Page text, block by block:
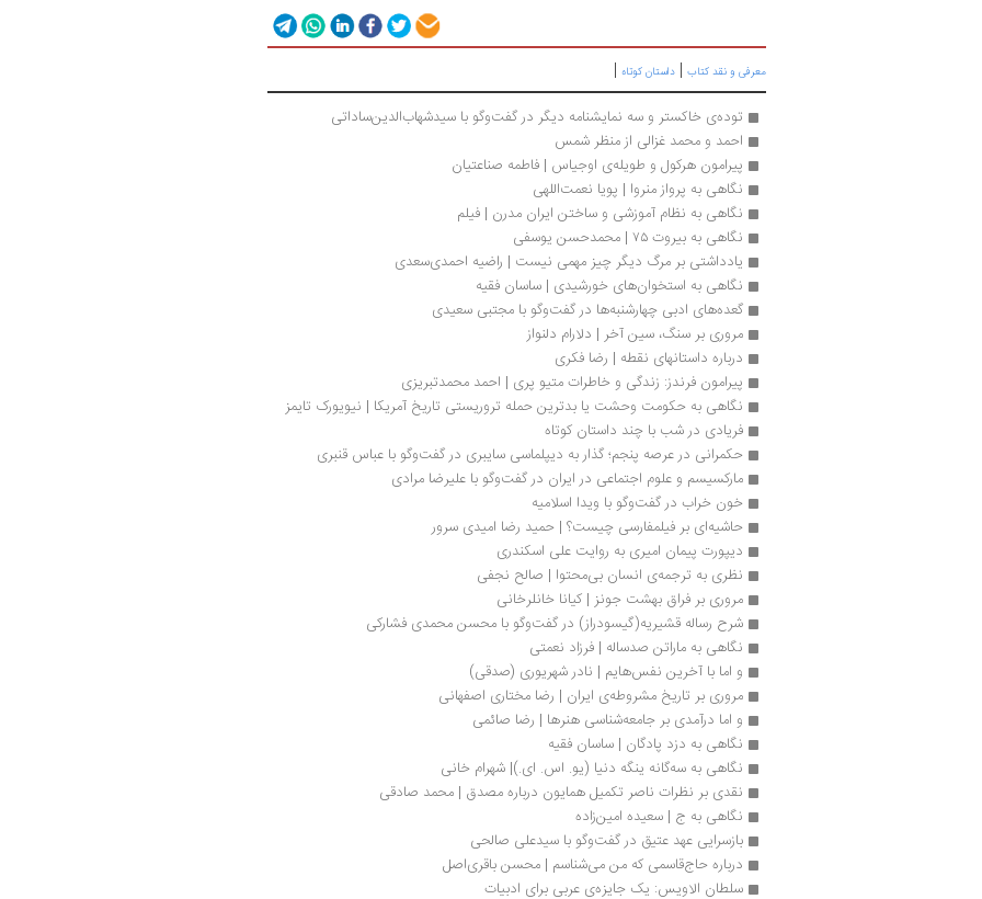
معرفی و نقد کتاب | داستان کوتاه |
توده‌‌ی خاکستر و سه نمایشنامه‌ دیگر در گفت‌وگو با سیدشهاب‌الدین‌ساداتی
احمد و محمد غزالی‌ از منظر شمس
پیرامون هرکول و طویله‌ی اوجیاس | فاطمه صناعتیان
نگاهی به پرواز منروا | پویا نعمت‌‌اللهی
نگاهی به نظام آموزشی و ساختن ایران مدرن | فیلم
نگاهی به بیروت ۷۵ | محمدحسن یوسفی
یادداشتی بر مرگ دیگر چیز مهمی نیست | راضیه احمدی‌سعدی
نگاهی به استخوان‌های خورشیدی | ساسان فقیه
گعده‌های ادبی چهارشنبه‌ها در گفت‌وگو با مجتبی سعیدی
مروری بر سنگ، سین آخر | دلارام دلنواز
درباره داستانهای نقطه | رضا فکری
پیرامون فرندز: زندگی و خاطرات متیو پری | احمد محمدتبریزی
نگاهی به حکومت وحشت یا بدترین حمله تروریستی تاریخ آمریکا | نیویورک تایمز
فریادی در شب با چند داستان کوتاه
حکمرانی در عرصه پنجم؛ گذار به دیپلماسی سایبری در گفت‌وگو با عباس قنبری
مارکسیسم و علوم اجتماعی در ایران در گفت‌وگو با علیرضا مرادی
خون خراب در گفت‌وگو با ویدا اسلامیه
حاشیه‌ای بر فیلمفارسی چیست؟ | حمید رضا امیدی سرور
دیپورت پیمان امیری به روایت علی اسکندری
نظری به ترجمه‌ی انسان بی‌محتوا | صالح نجفی
مروری بر فراق بهشت جونز | کیانا خانلرخانی
شرح رساله قشیریه(گیسودراز) در گفت‌وگو با محسن محمدی فشارکی
نگاهی به ماراتن صدساله | فرزاد نعمتی
و اما با آخرین نفس‌هایم | نادر شهریوری (صدقی)
مروری بر تاریخ مشروطه‌ی ایران | رضا مختاری اصفهانی
و اما درآمدی بر جامعه‌شناسی هنرها | رضا صائمی
نگاهی به دزد پادگان | ساسان فقیه
نگاهی به سه‌گانه ینگه دنیا (یو. اس. ای.)| شهرام خانی
نقدی بر نظرات ناصر تکمیل همایون درباره مصدق | محمد صادقی
نگاهی به ج | سعیده امین‌زاده
بازسرایی عهد عتیق در گفت‌وگو با سیدعلی صالحی
درباره حاج‌قاسمی که من می‌شناسم | محسن باقری‌اصل
سلطان الاویس: یک جایزه‌ی عربی برای ادبیات